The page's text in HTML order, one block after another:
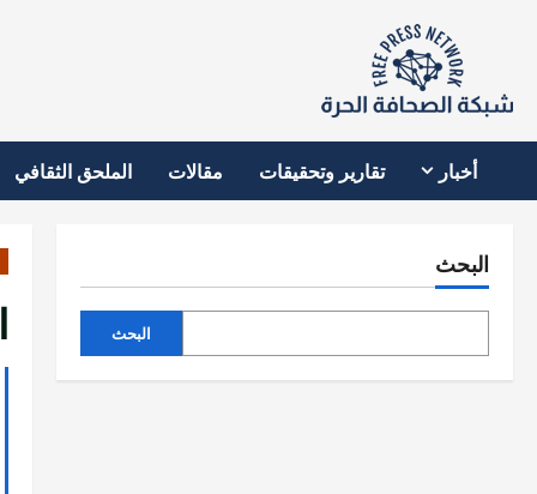
أخبار تقارير وتحقيقات مقالات الملحق الثقافي
البحث
البحث